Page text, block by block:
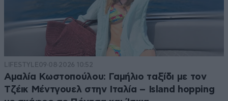
LIFESTYLE09·08·2026 10:52
Αμαλία Κωστοπούλου: Γαμήλιο ταξίδι με τον
Τζέικ Μέντγουελ στην Ιταλία – Island hopping